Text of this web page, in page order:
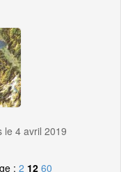
le 4 avril 2019
: 2 12 60